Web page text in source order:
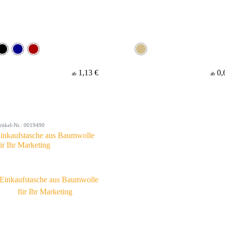
ab 1,13 € ab
Nr.: 0019490
aus Baumwolle
Ihr Marketing